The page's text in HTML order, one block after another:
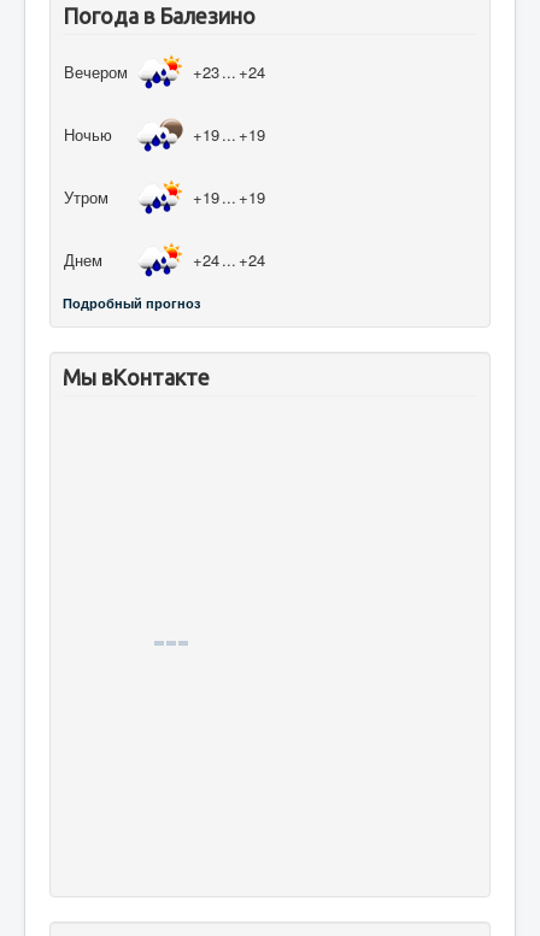
Погода в Балезино
Вечером +23... +24
Ночью +19... +19
Утром +19... +19
Днем +24... +24
Подробный прогноз
Мы вКонтакте